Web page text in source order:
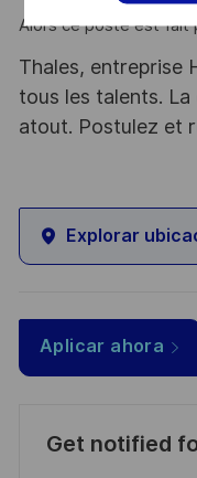
Alors ce poste est fait
Thales, entreprise
tous les talents.
atout. Postulez et
Explorar
Aplicar ahora
Get notified